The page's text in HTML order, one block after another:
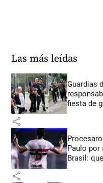
Las más leídas
Guardias
fiesta de
share
Paulo por
Brasil:
share